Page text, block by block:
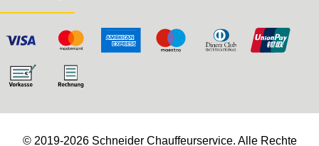
© 2019-2026 Schneider Chauffeurservice. Alle Rechte